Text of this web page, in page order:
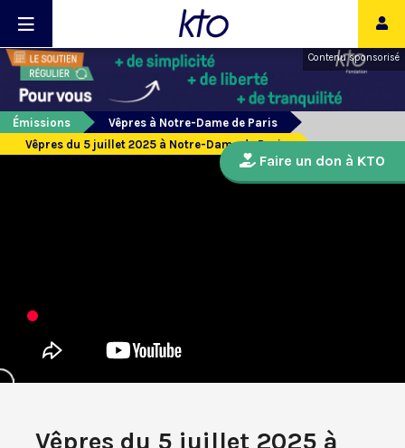
Contenu sponsorisé
Émissions
Vêpres à Notre-Dame de Paris
Vêpres du 5 juillet 2025 à Notre-Dame de Paris
Vêpres du 5 juillet 2025 à
Faire un don à KTO